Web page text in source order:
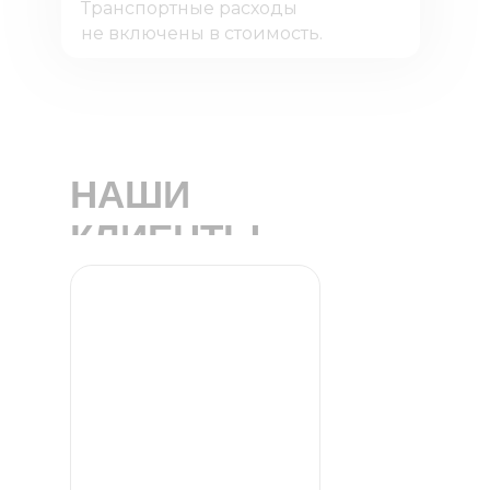
Транспортные расходы
не включены в стоимость.
НАШИ
КЛИЕНТЫ